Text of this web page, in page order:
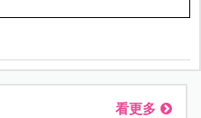
看更多